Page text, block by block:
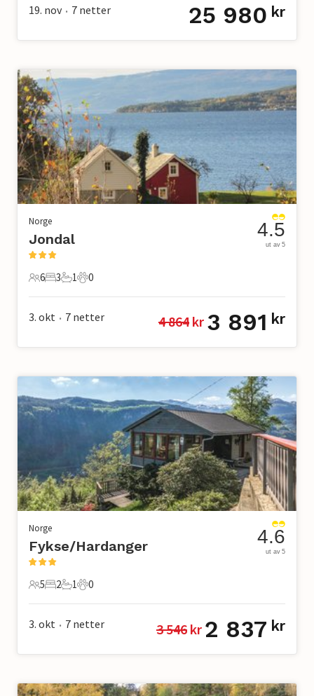
19. nov • 7 netter 25 980 kr
Norge
Jondal
6 Gjester
6
3 Soverom
3
1 Bad
1
0 Kjæledyr
0
4.5
ut av 5
3. okt • 7 netter 4 864 kr 3 891 kr
Norge
Fykse/Hardanger
5 Gjester
5
2 Soverom
2
1 Bad
1
0 Kjæledyr
0
4.6
ut av 5
3. okt • 7 netter 3 546 kr 2 837 kr